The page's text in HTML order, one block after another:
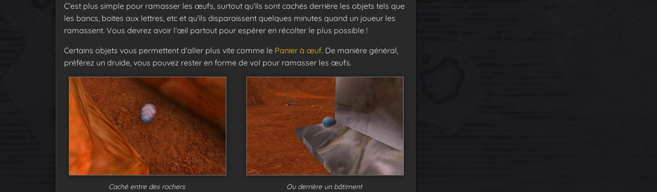
C’est plus simple pour ramasser les œufs, surtout qu’ils sont cachés derrière les objets tels que
les bancs, boites aux lettres, etc et qu’ils disparaissent quelques minutes quand un joueur les
ramassent. Vous devrez avoir l’œil partout pour espérer en récolter le plus possible !
Certains objets vous permettent d’aller plus vite comme le Panier à œuf. De manière général,
préférez un druide, vous pouvez rester en forme de vol pour ramasser les œufs.
Caché entre des rochers Ou derrière un bâtiment